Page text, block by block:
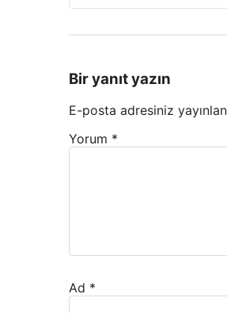
Bir yanıt yazın
E-posta adresiniz
Yorum *
Ad *